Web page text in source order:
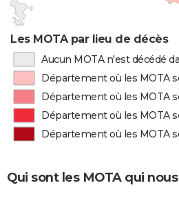
Les MOTA par lieu de décès
Aucun MOTA n'est décédé
Département où les MOTA
Département où les MOTA
Département où les MOTA
Département où les MOTA
Qui sont les MOTA qui